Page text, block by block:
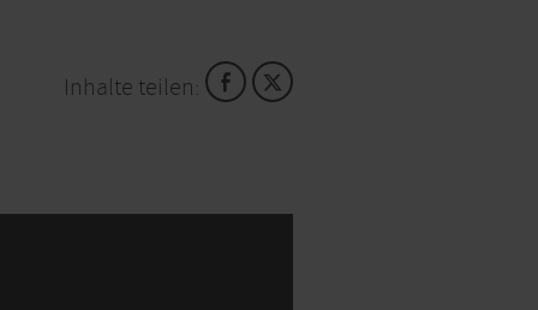
Inhalte teilen: